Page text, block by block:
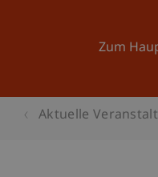
Zum
Aktuelle